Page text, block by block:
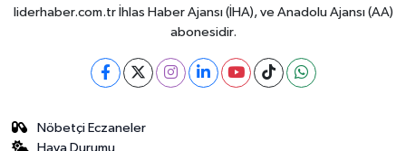
liderhaber.com.tr İhlas Haber Ajansı (İHA), ve Anadolu Ajansı (AA)
abonesidir.
Nöbetçi Eczaneler
Hava Durumu